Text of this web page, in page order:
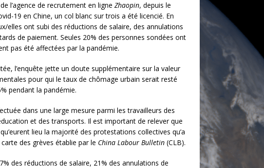
l’agence de recrutement en ligne Zhaopin, depuis le
19 en Chine, un col blanc sur trois a été licencié. En
elles ont subi des réductions de salaire, des annulations
de paiement. Seules 20% des personnes sondées ont
pas été affectées par la pandémie.
l’enquête jette un doute supplémentaire sur la valeur
pour qui le taux de chômage urbain serait resté
pendant la pandémie.
dans une large mesure parmi les travailleurs des
et des transports. Il est important de relever que
lieu la majorité des protestations collectives qu’a
des grèves établie par le China Labour Bulletin (CLB).
des réductions de salaire, 21% des annulations de